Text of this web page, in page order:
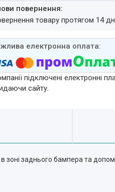
товару протягом 14
підключені електронні
сайту.
заднього бампера та